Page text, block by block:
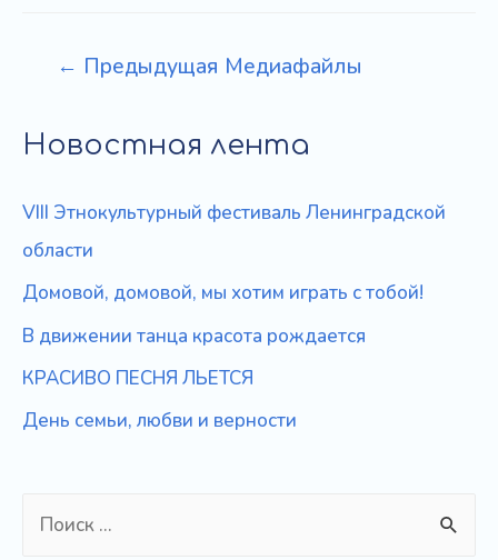
Навигация
записям
← Предыдущая Медиафайлы
Новостная лента
VIII Этнокультурный фестиваль Ленинградской
области
Домовой, домовой, мы хотим играть с тобой!
В движении танца красота рождается
КРАСИВО ПЕСНЯ ЛЬЕТСЯ
День семьи, любви и верности